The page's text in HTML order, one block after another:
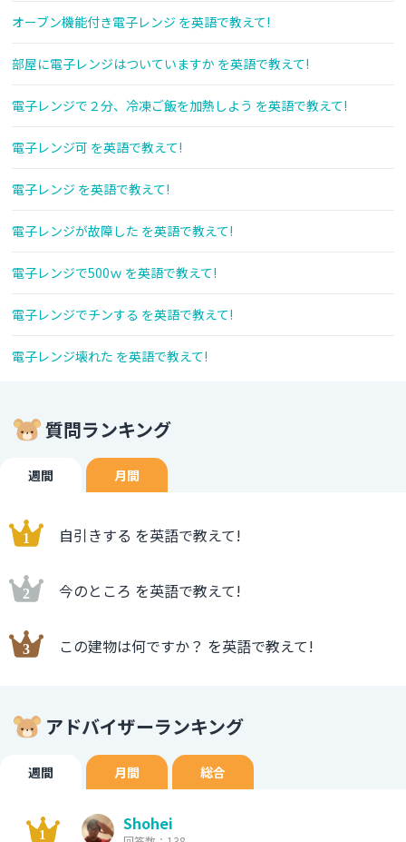
オーブン機能付き電子レンジ を英語で教えて!
部屋に電子レンジはついていますか を英語で教えて!
電子レンジで２分、冷凍ご飯を加熱しよう を英語で教えて!
電子レンジ可 を英語で教えて!
電子レンジ を英語で教えて!
電子レンジが故障した を英語で教えて!
電子レンジで500ｗ を英語で教えて!
電子レンジでチンする を英語で教えて!
電子レンジ壊れた を英語で教えて!
質問ランキング
週間 月間
自引きする を英語で教えて!
今のところ を英語で教えて!
この建物は何ですか？ を英語で教えて!
アドバイザーランキング
週間 月間 総合
Shohei